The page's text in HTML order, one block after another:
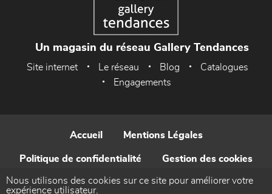
Un magasin du réseau Gallery Tendances
Site internet Le réseau Blog
Catalogues
Engagements
Accueil Mentions Légales
Politique de confidentialité Gestion des cookies
Contact
Nous utilisons des cookies sur ce site pour améliorer votre
expérience utilisateur.